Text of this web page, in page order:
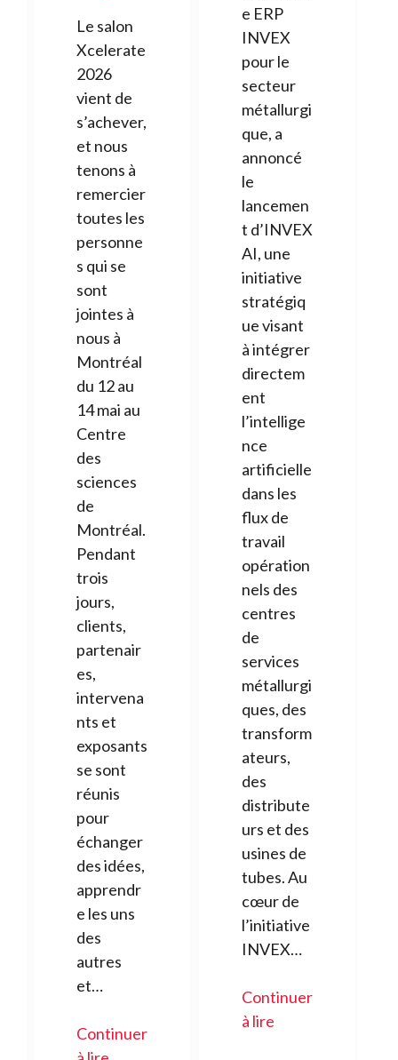
Le salon
Xcelerate
2026
vient de
s’achever,
et nous
tenons à
remercier
toutes les
personne
s qui se
sont
jointes à
nous à
Montréal
du 12 au
14 mai au
Centre
des
sciences
de
Montréal.
Pendant
trois
jours,
clients,
partenair
es,
intervena
nts et
exposants
se sont
réunis
pour
échanger
des idées,
apprendr
e les uns
des
autres
et…
Continuer
e ERP
INVEX
pour le
secteur
métallurgi
que, a
annoncé
le
lancemen
t d’INVEX
AI, une
initiative
stratégiq
ue visant
à intégrer
directem
ent
l’intellige
nce
artificielle
dans les
flux de
travail
opération
nels des
centres
de
services
métallurgi
ques, des
transform
ateurs,
des
distribute
urs et des
usines de
tubes. Au
cœur de
l’initiative
INVEX…
Continuer
à lire